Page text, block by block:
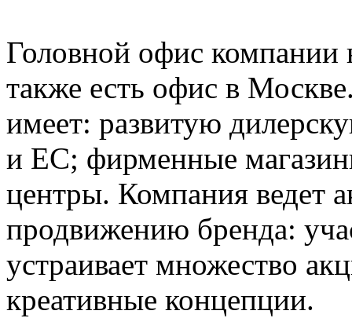
Головной офис компании
также есть офис в
имеет: развитую
и ЕС; фирменные
центры. Компания ведет
продвижению бренда:
устраивает множество
креативные концепции.